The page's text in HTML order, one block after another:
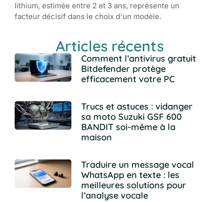
lithium, estimée entre 2 et 3 ans, représente un
facteur décisif dans le choix d'un modèle.
Articles récents
Comment l’antivirus gratuit
Bitdefender protège
efficacement votre PC
Trucs et astuces : vidanger
sa moto Suzuki GSF 600
BANDIT soi-même à la
maison
Traduire un message vocal
WhatsApp en texte : les
meilleures solutions pour
l’analyse vocale